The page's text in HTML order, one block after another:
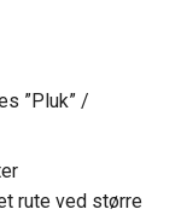
”Pluk” /
rute ved større